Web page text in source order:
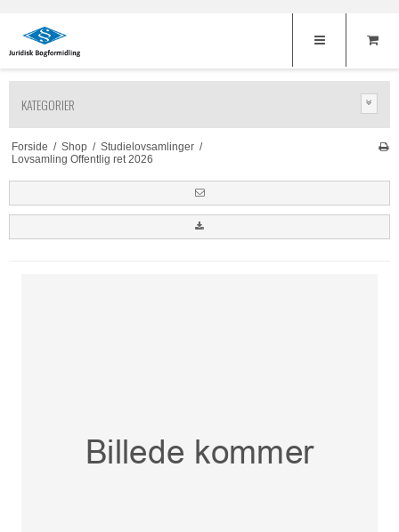
KATEGORIER
Forside / Shop / Studielovsamlinger /
Lovsamling Offentlig ret 2026